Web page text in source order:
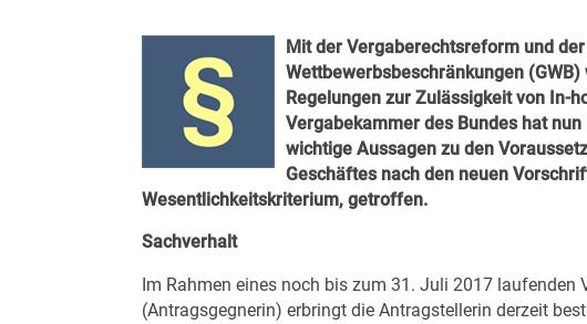
Mit der Vergaberechtsreform und
Wettbewerbsbeschränkungen
Regelungen zur Zulässigkeit von In-
Vergabekammer des Bundes hat
wichtige Aussagen zu den
Geschäftes nach den neuen
Wesentlichkeitskriterium, getroffen.
Sachverhalt
Im Rahmen eines noch bis zum 31. Juli 2017
(Antragsgegnerin) erbringt die Antragstellerin derzeit